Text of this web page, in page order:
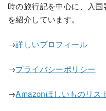
時の旅行記を中心に、入
を紹介しています。
→詳しいプロフィール
→プライバシーポリシー
→Amazonほしいものリス